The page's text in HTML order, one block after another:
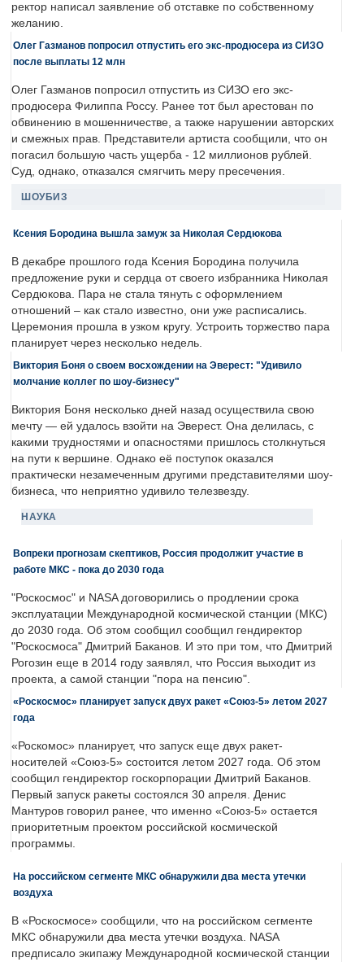
ректор написал заявление об отставке по собственному
желанию.
Олег Газманов попросил отпустить его экс-продюсера из СИЗО
после выплаты 12 млн
Олег Газманов попросил отпустить из СИЗО его экс-
продюсера Филиппа Россу. Ранее тот был арестован по
обвинению в мошенничестве, а также нарушении авторских
и смежных прав. Представители артиста сообщили, что он
погасил большую часть ущерба - 12 миллионов рублей.
Суд, однако, отказался смягчить меру пресечения.
ШОУБИЗ
Ксения Бородина вышла замуж за Николая Сердюкова
В декабре прошлого года Ксения Бородина получила
предложение руки и сердца от своего избранника Николая
Сердюкова. Пара не стала тянуть с оформлением
отношений – как стало известно, они уже расписались.
Церемония прошла в узком кругу. Устроить торжество пара
планирует через несколько недель.
Виктория Боня о своем восхождении на Эверест: "Удивило
молчание коллег по шоу-бизнесу"
Виктория Боня несколько дней назад осуществила свою
мечту — ей удалось взойти на Эверест. Она делилась, с
какими трудностями и опасностями пришлось столкнуться
на пути к вершине. Однако её поступок оказался
практически незамеченным другими представителями шоу-
бизнеса, что неприятно удивило телезвезду.
НАУКА
Вопреки прогнозам скептиков, Россия продолжит участие в
работе МКС - пока до 2030 года
"Роскосмос" и NASA договорились о продлении срока
эксплуатации Международной космической станции (МКС)
до 2030 года. Об этом сообщил сообщил гендиректор
"Роскосмоса" Дмитрий Баканов. И это при том, что Дмитрий
Рогозин еще в 2014 году заявлял, что Россия выходит из
проекта, а самой станции "пора на пенсию".
«Роскосмос» планирует запуск двух ракет «Союз-5» летом 2027
года
«Роскомос» планирует, что запуск еще двух ракет-
носителей «Союз-5» состоится летом 2027 года. Об этом
сообщил гендиректор госкорпорации Дмитрий Баканов.
Первый запуск ракеты состоялся 30 апреля. Денис
Мантуров говорил ранее, что именно «Союз-5» остается
приоритетным проектом российской космической
программы.
На российском сегменте МКС обнаружили два места утечки
воздуха
В «Роскосмосе» сообщили, что на российском сегменте
МКС обнаружили два места утечки воздуха. NASA
предписало экипажу Международной космической станции